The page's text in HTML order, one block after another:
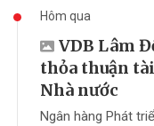
Hôm qua
VDB Lâm
thỏa thuận
Nhà nước
Ngân hàng Phát